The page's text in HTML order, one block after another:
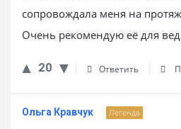
сопровождала меня на
Очень рекомендую её для
20 Ответить
Ольга Кравчук Легенда